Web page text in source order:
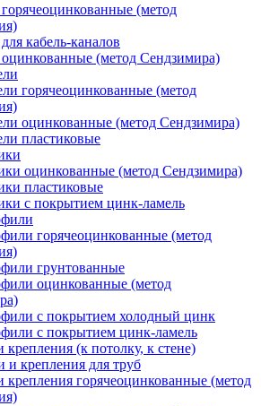
(метод
кабель-каналов
(метод Сендзимира)
горячеоцинкованные (метод
оцинкованные (метод Сендзимира)
пластиковые
оцинкованные (метод Сендзимира)
пластиковые
с покрытием цинк-ламель
горячеоцинкованные (метод
грунтованные
оцинкованные (метод
с покрытием холодный цинк
с покрытием цинк-ламель
(к потолку, к стене)
и крепления для труб
крепления горячеоцинкованные (метод